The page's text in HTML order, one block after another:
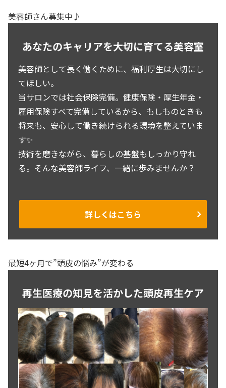
美容師さん募集中♪
あなたのキャリアを大切に育てる美容室
美容師として長く働くために、福利厚生は大切にし
てほしい。
当サロンでは社会保険完備。健康保険・厚生年金・
雇用保険すべて完備しているから、もしものときも
将来も、安心して働き続けられる環境を整えていま
す✨
技術を磨きながら、暮らしの基盤もしっかり守れ
る。そんな美容師ライフ、一緒に歩みませんか？
詳しくはこちら
最短4ヶ月で”頭皮の悩み”が変わる
再生医療の知見を活かした頭皮再生ケア